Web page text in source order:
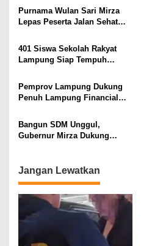
Terendah di Sumatera
Purnama Wulan Sari Mirza
Lepas Peserta Jalan Sehat
Lansia Sehat dan Bahagia
401 Siswa Sekolah Rakyat
Lampung Siap Tempuh
Dorong Lahirnya Generasi
Emas
Pemprov Lampung Dukung
Penuh Lampung Financial
Keuangan Generasi Muda
Bangun SDM Unggul,
Gubernur Mirza Dukung
Lampung
Jangan Lewatkan